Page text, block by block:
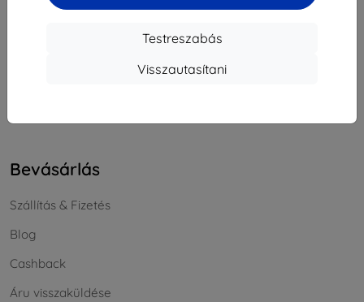
Testreszabás
Visszautasítani
Bevásárlás
Szállítás & Fizetés
Blog
Cashback
Áru visszaküldése